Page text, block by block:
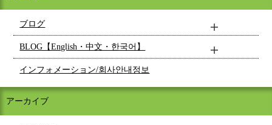
ブログ
BLOG【English・中文・한국어】
インフォメーション/회사안내정보
アーカイブ